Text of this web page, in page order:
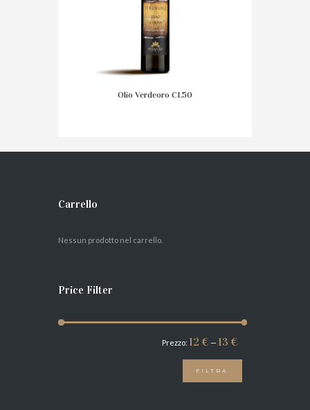
Olio Verdeoro CL50
Carrello
Nessun prodotto nel carrello.
Price Filter
FILTRA
Prezzo:12 €—13 €